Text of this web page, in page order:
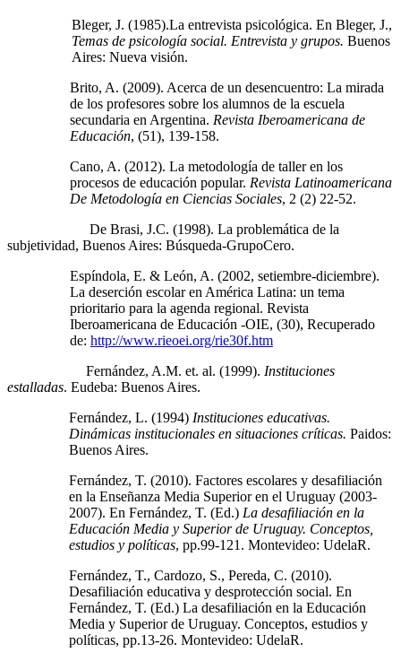
Bleger, J. (1985).La entrevista psicológica. En Bleger, J.,
Temas de psicología social. Entrevista y grupos. Buenos
Aires: Nueva visión.
Brito, A. (2009). Acerca de un desencuentro: La mirada
de los profesores sobre los alumnos de la escuela
secundaria en Argentina. Revista Iberoamericana de
Educación, (51), 139-158.
Cano, A. (2012). La metodología de taller en los
procesos de educación popular. Revista Latinoamericana
De Metodología en Ciencias Sociales, 2 (2) 22-52.
De Brasi, J.C. (1998). La problemática de la
subjetividad, Buenos Aires: Búsqueda‑GrupoCero.
Espíndola, E. & León, A. (2002, setiembre-diciembre).
La deserción escolar en América Latina: un tema
prioritario para la agenda regional. Revista
Iberoamericana de Educación -OIE, (30), Recuperado
de: http://www.rieoei.org/rie30f.htm
Fernández, A.M. et. al. (1999). Instituciones
estalladas. Eudeba: Buenos Aires.
Fernández, L. (1994) Instituciones educativas.
Dinámicas institucionales en situaciones críticas. Paidos:
Buenos Aires.
Fernández, T. (2010). Factores escolares y desafiliación
en la Enseñanza Media Superior en el Uruguay (2003-
2007). En Fernández, T. (Ed.) La desafiliación en la
Educación Media y Superior de Uruguay. Conceptos,
estudios y políticas, pp.99-121. Montevideo: UdelaR.
Fernández, T., Cardozo, S., Pereda, C. (2010).
Desafiliación educativa y desprotección social. En
Fernández, T. (Ed.) La desafiliación en la Educación
Media y Superior de Uruguay. Conceptos, estudios y
políticas, pp.13-26. Montevideo: UdelaR.